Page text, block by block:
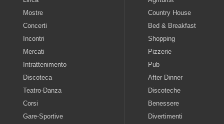
Mostre
Concerti
Incontri
Mercati
Intrattenimento
Discoteca
Teatro-Danza
Corsi
Gare-Sportive
Country House
Bed & Breakfast
Shopping
Pizzerie
Pub
After Dinner
Discoteche
Benessere
Divertimenti